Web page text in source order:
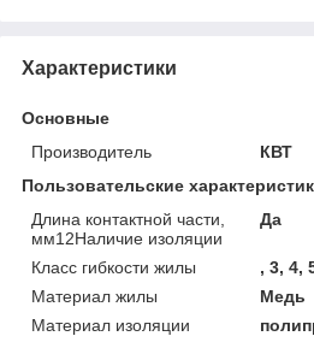
Характеристики
Основные
Производитель
КВТ
Пользовательские
Длина контактной части,
мм12Наличие изоляции
Да
Класс гибкости жилы
, 3, 4,
Материал жилы
Медь
Материал изоляции